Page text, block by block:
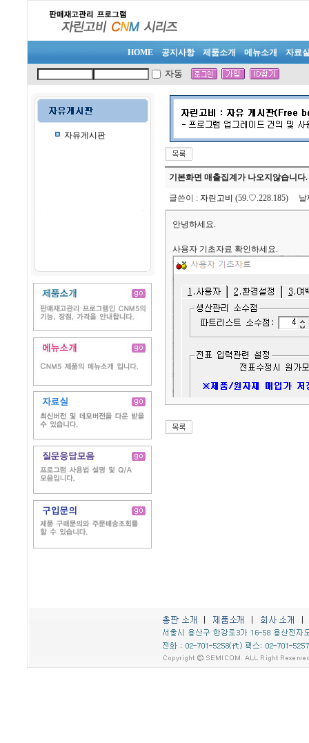
HOME 공지사항 제품소개 메뉴소개 자료
자동
자유게시판
기본화면 매출집계가 나오지않습니다.
글쓴이 : 자린고비 (59.♡.228.185) 날
안녕하세요.
사용자 기초자료 확인하세요.